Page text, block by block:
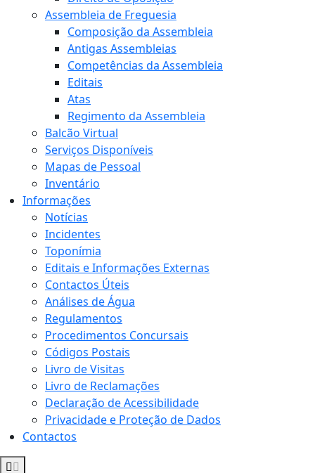
Assembleia de Freguesia
Composição da Assembleia
Antigas Assembleias
Competências da Assembleia
Editais
Atas
Regimento da Assembleia
Balcão Virtual
Serviços Disponíveis
Mapas de Pessoal
Inventário
Informações
Notícias
Incidentes
Toponímia
Editais e Informações Externas
Contactos Úteis
Análises de Água
Regulamentos
Procedimentos Concursais
Códigos Postais
Livro de Visitas
Livro de Reclamações
Declaração de Acessibilidade
Privacidade e Proteção de Dados
Contactos